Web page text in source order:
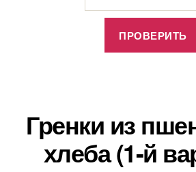
Гренки из
хлеба (1-й